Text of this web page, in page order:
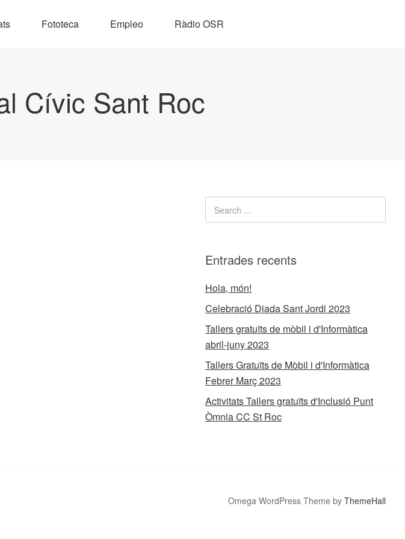
Fototeca Empleo Ràdio OSR
Cívic Sant Roc
Entrades recents
Hola, món!
Celebració Diada Sant Jordi 2023
Tallers gratuïts de mòbil i d'Informàtica
abril-juny 2023
Tallers Gratuïts de Mòbil i d'Informàtica
Febrer Març 2023
Activitats Tallers gratuïts d'Inclusió Punt
Òmnia CC St Roc
Omega WordPress Theme by ThemeHall